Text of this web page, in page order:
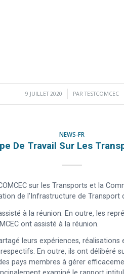
9 JUILLET 2020
/ PARTESTCOMCEC
NEWS-FR
De Travail Sur Les
sur les Transports et la
de l’Infrastructure de Transport
à la réunion. En outre, les
ont assisté à la réunion.
leurs expériences,
En outre, ils ont délibéré
pays membres à gérer